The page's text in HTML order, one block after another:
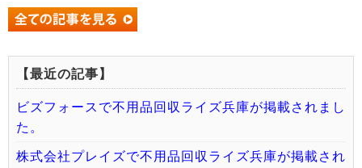
【最近の記事】
ビズフォースで不用品回収ライズ兵庫が掲載されまし
た。
株式会社プレイズで不用品回収ライズ兵庫が掲載され